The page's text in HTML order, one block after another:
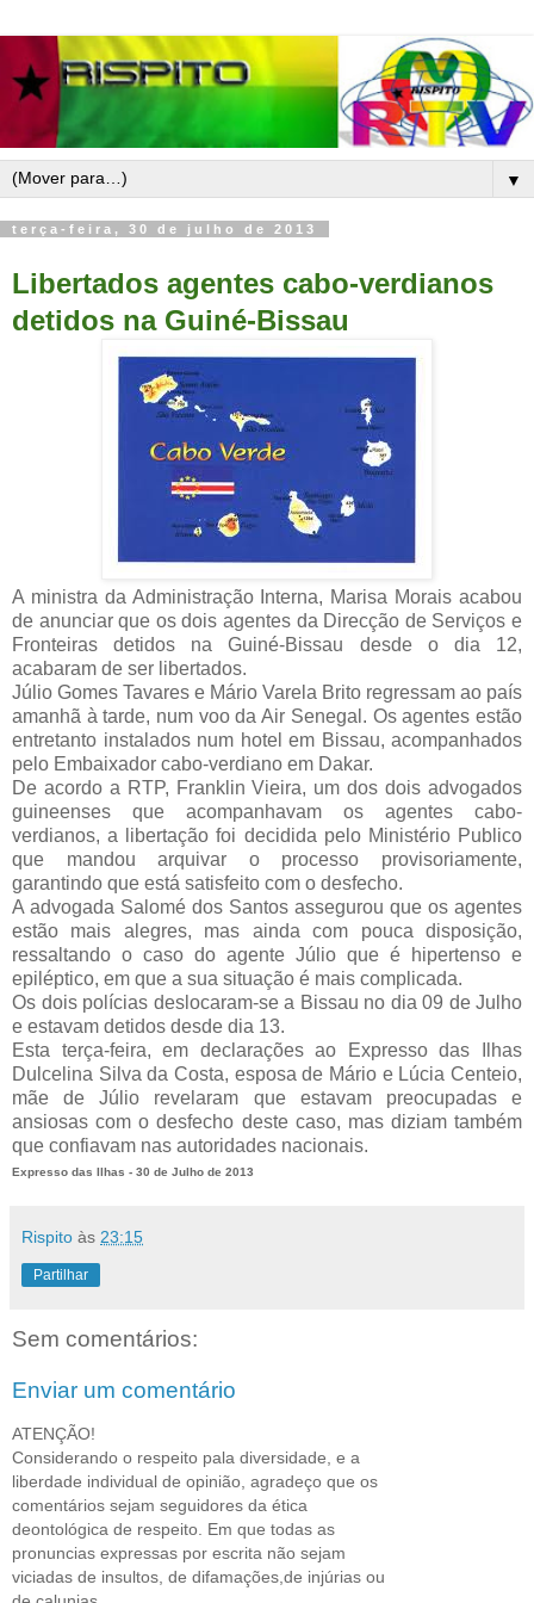
▼
terça-feira, 30 de julho de 2013
Libertados agentes cabo-verdianos
detidos na Guiné-Bissau
A ministra da Administração Interna, Marisa Morais acabou
de anunciar que os dois agentes da Direcção de Serviços e
Fronteiras detidos na Guiné-Bissau desde o dia 12,
acabaram de ser libertados.
Júlio Gomes Tavares e Mário Varela Brito regressam ao país
amanhã à tarde, num voo da Air Senegal. Os agentes estão
entretanto instalados num hotel em Bissau, acompanhados
pelo Embaixador cabo-verdiano em Dakar.
De acordo a RTP, Franklin Vieira, um dos dois advogados
guineenses que acompanhavam os agentes cabo-
verdianos, a libertação foi decidida pelo Ministério Publico
que mandou arquivar o processo provisoriamente,
garantindo que está satisfeito com o desfecho.
A advogada Salomé dos Santos assegurou que os agentes
estão mais alegres, mas ainda com pouca disposição,
ressaltando o caso do agente Júlio que é hipertenso e
epiléptico, em que a sua situação é mais complicada.
Os dois polícias deslocaram-se a Bissau no dia 09 de Julho
e estavam detidos desde dia 13.
Esta terça-feira, em declarações ao Expresso das Ilhas
Dulcelina Silva da Costa, esposa de Mário e Lúcia Centeio,
mãe de Júlio revelaram que estavam preocupadas e
ansiosas com o desfecho deste caso, mas diziam também
que confiavam nas autoridades nacionais.
Expresso das Ilhas - 30 de Julho de 2013
Rispito às 23:15
Partilhar
Sem comentários:
Enviar um comentário
ATENÇÃO!
Considerando o respeito pala diversidade, e a
liberdade individual de opinião, agradeço que os
comentários sejam seguidores da ética
deontológica de respeito. Em que todas as
pronuncias expressas por escrita não sejam
viciadas de insultos, de difamações,de injúrias ou